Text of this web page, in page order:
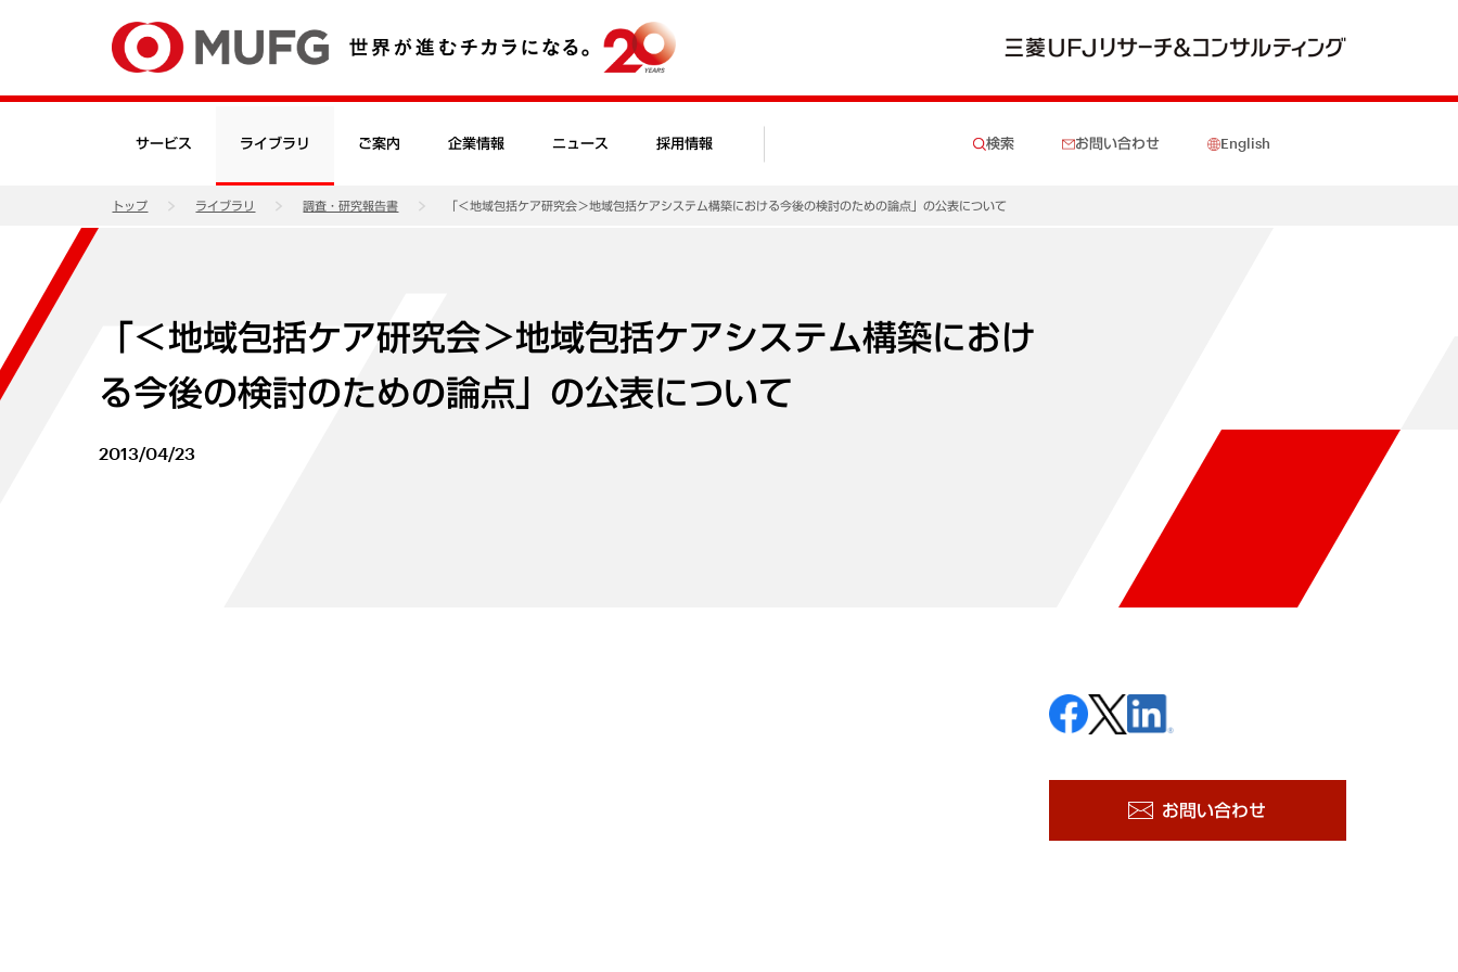
サービス ライブラリ ご案内 企業情報 ニュース 採用情報 検索 お問い合わせ English
トップ ライブラリ 調査・研究報告書 「＜地域包括ケア研究会＞地域包括ケアシステム構築における今後の検討のための論点」の公表について
「＜地域包括ケア研究会＞地域包括ケアシステム構築におけ
る今後の検討のための論点」の公表について
2013/04/23
お問い合わせ